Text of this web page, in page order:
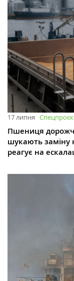
17 липня
Пшениця
шукають заміну
реагує на